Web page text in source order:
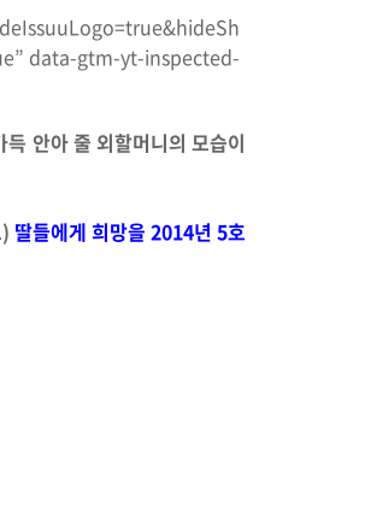
data-gtm-yt-inspected-
안아 줄 외할머니의 모습이
딸들에게 희망을 2014년 5호